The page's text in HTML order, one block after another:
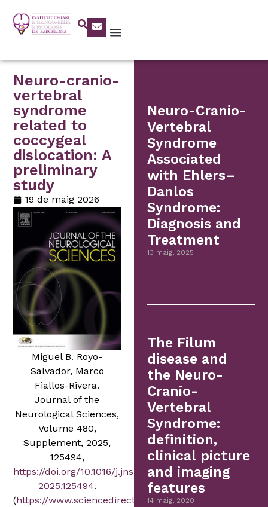
Neuro-cranio-
vertebral
syndrome
related to
coccygeal
dislocation: A
preliminary
study
19 de maig 2026
Miguel B. Royo-
Salvador, Marco
Fiallos-Rivera.
Journal of the
Neurological Sciences,
Volume 480,
Supplement, 2025,
125494,
https://doi.org/10.1016/j.jns.
2025.125494.
(https://www.sciencedirect.
Neuro-Cranio-
Vertebral
Syndrome
Associated
with Ehlers–
Danlos
Syndrome:
Diagnosis and
Treatment
13 maig, 2025
The Filum
disease and
the Neuro-
Cranio-
Vertebral
Syndrome:
definition,
clinical picture
and imaging
features
14 maig, 2020